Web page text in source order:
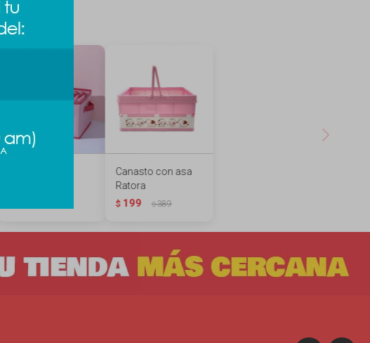
Canasto con asa
Ratora
$ 199 $389